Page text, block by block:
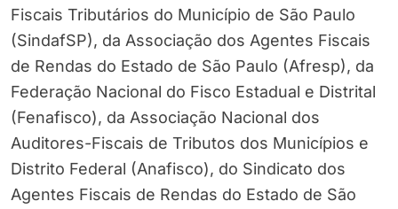
Fiscais Tributários do Município de São Paulo
(SindafSP), da Associação dos Agentes Fiscais
de Rendas do Estado de São Paulo (Afresp), da
Federação Nacional do Fisco Estadual e Distrital
(Fenafisco), da Associação Nacional dos
Auditores-Fiscais de Tributos dos Municípios e
Distrito Federal (Anafisco), do Sindicato dos
Agentes Fiscais de Rendas do Estado de São